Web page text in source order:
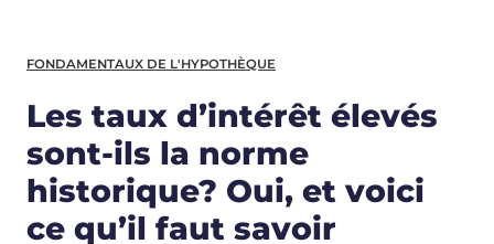
FONDAMENTAUX DE L'HYPOTHÈQUE
Les taux d’intérêt élevés
sont-ils la norme
historique? Oui, et voici
ce qu’il faut savoir